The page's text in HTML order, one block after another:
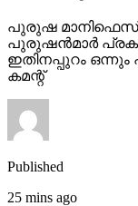
പുരുഷ
പുരുഷന്‍മാര്‍
ഇതിനപ്പുറം
കമന്റ്
Published
25 mins ago